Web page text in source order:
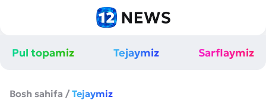
Pul topamiz Tejaymiz Sarflaymiz
Bosh sahifa / Tejaymiz